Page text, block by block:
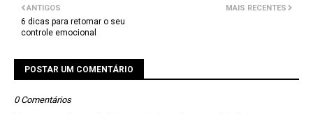
MAIS RECENTES
ANTIGOS
6 dicas para retomar o seu
controle emocional
POSTAR UM COMENTÁRIO
0 Comentários